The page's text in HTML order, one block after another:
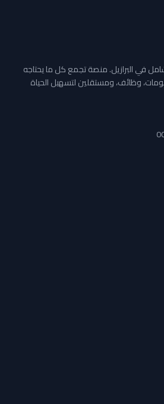
في البرازيل. منصة تجمع كل ما يحتاجه
وظائف، ومستقلين لتسهيل الحياة